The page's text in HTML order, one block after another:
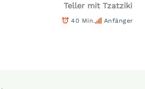
Teller mit Tzatziki
40 Min. Anfänger